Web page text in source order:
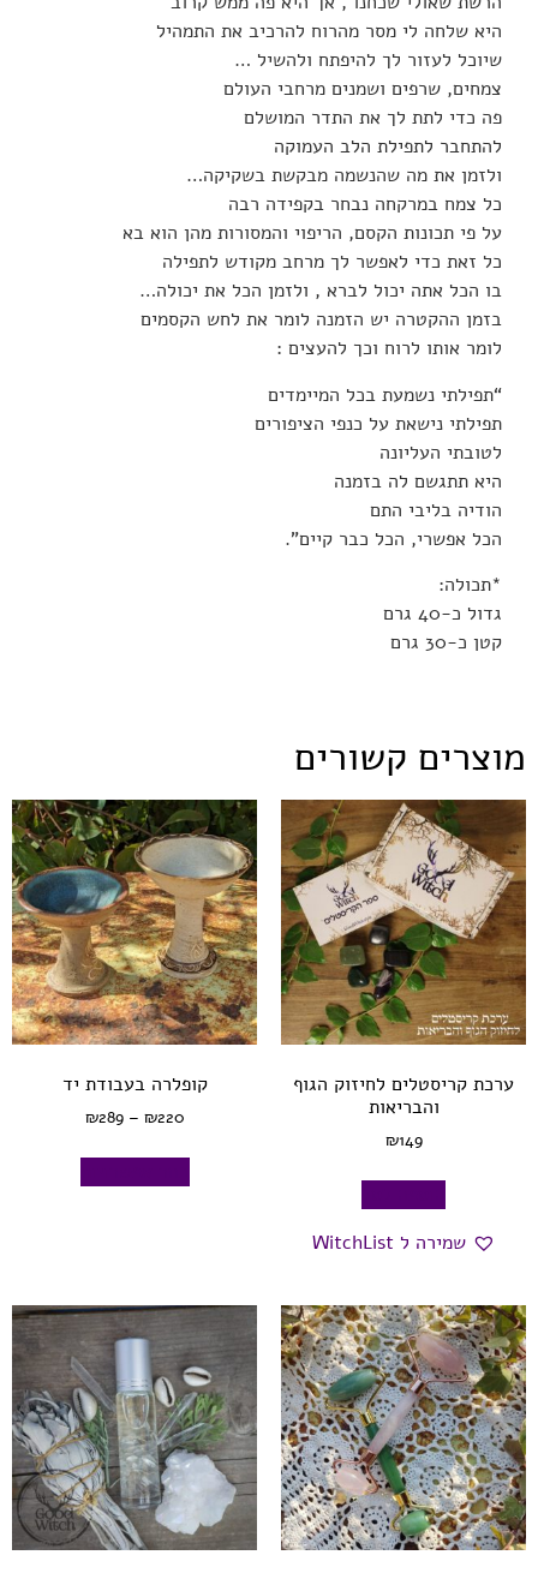
היא שלחה לי מסר מהרוח להרכיב את התמהיל
שיוכל לעזור לך להיפתח ולהשיל …
צמחים, שרפים ושמנים מרחבי העולם
פה כדי לתת לך את התדר המושלם
להתחבר לתפילת הלב העמוקה
ולזמן את מה שהנשמה מבקשת בשקיקה…
כל צמח במרקחה נבחר בקפידה רבה
על פי תכונות הקסם, הריפוי והמסורות מהן הוא בא
כל זאת כדי לאפשר לך מרחב מקודש לתפילה
בו הכל אתה יכול לברא , ולזמן הכל את יכולה…
בזמן ההקטרה יש הזמנה לומר את לחש הקסמים
לומר אותו לרוח וכך להעצים :
“תפילתי נשמעת בכל המיימדים
תפילתי נישאת על כנפי הציפורים
לטובתי העליונה
היא תתגשם לה בזמנה
הודיה בליבי התם
הכל אפשרי, הכל כבר קיים”.
*תכולה:
גדול כ-40 גרם
קטן כ-30 גרם
מוצרים קשורים
ערכת קריסטלים לחיזוק הגוף
והבריאות
₪149
שמירה ל WitchList
קופלרה בעבודת יד
₪220
–
₪289